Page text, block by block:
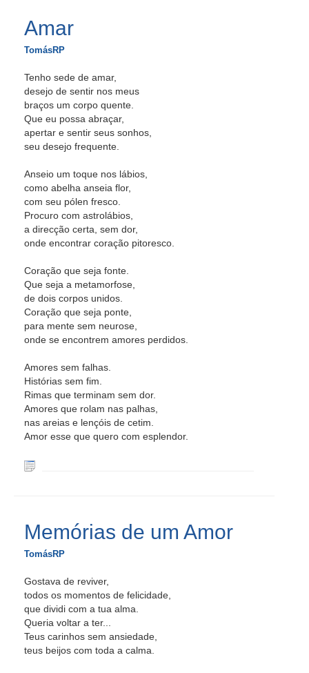
Amar
TomásRP
Tenho sede de amar,
desejo de sentir nos meus
braços um corpo quente.
Que eu possa abraçar,
apertar e sentir seus sonhos,
seu desejo frequente.
Anseio um toque nos lábios,
como abelha anseia flor,
com seu pólen fresco.
Procuro com astrolábios,
a direcção certa, sem dor,
onde encontrar coração pitoresco.
Coração que seja fonte.
Que seja a metamorfose,
de dois corpos unidos.
Coração que seja ponte,
para mente sem neurose,
onde se encontrem amores perdidos.
Amores sem falhas.
Histórias sem fim.
Rimas que terminam sem dor.
Amores que rolam nas palhas,
nas areias e lençóis de cetim.
Amor esse que quero com esplendor.
Memórias de um Amor
TomásRP
Gostava de reviver,
todos os momentos de felicidade,
que dividi com a tua alma.
Queria voltar a ter...
Teus carinhos sem ansiedade,
teus beijos com toda a calma.